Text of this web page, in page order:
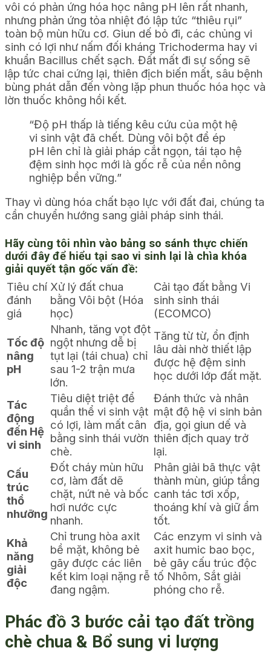
vôi có phản ứng hóa học nâng pH lên rất nhanh,
nhưng phản ứng tỏa nhiệt đó lập tức “thiêu rụi”
toàn bộ mùn hữu cơ. Giun dế bỏ đi, các chủng vi
sinh có lợi như nấm đối kháng Trichoderma hay vi
khuẩn Bacillus chết sạch. Đất mất đi sự sống sẽ
lập tức chai cứng lại, thiên địch biến mất, sâu bệnh
bùng phát dẫn đến vòng lặp phun thuốc hóa học và
lờn thuốc không hồi kết.
“Độ pH thấp là tiếng kêu cứu của một hệ
vi sinh vật đã chết. Dùng vôi bột để ép
pH lên chỉ là giải pháp cắt ngọn, tái tạo hệ
đệm sinh học mới là gốc rễ của nền nông
nghiệp bền vững.”
Thay vì dùng hóa chất bạo lực với đất đai, chúng ta
cần chuyển hướng sang giải pháp sinh thái.
Hãy cùng tôi nhìn vào bảng so sánh thực chiến
dưới đây để hiểu tại sao vi sinh lại là chìa khóa
giải quyết tận gốc vấn đề:
Tiêu chí
đánh
giá
Xử lý đất chua
bằng Vôi bột (Hóa
học)
Cải tạo đất bằng Vi
sinh sinh thái
(ECOMCO)
Tốc độ
nâng
pH
Nhanh, tăng vọt đột
ngột nhưng dễ bị
tụt lại (tái chua) chỉ
sau 1-2 trận mưa
lớn.
Tăng từ từ, ổn định
lâu dài nhờ thiết lập
được hệ đệm sinh
học dưới lớp đất mặt.
Tác
động
đến Hệ
vi sinh
Tiêu diệt triệt để
quần thể vi sinh vật
có lợi, làm mất cân
bằng sinh thái vườn
chè.
Đánh thức và nhân
mật độ hệ vi sinh bản
địa, gọi giun dế và
thiên địch quay trở
lại.
Cấu
trúc
thổ
nhưỡng
Đốt cháy mùn hữu
cơ, làm đất dẽ
chặt, nứt nẻ và bốc
hơi nước cực
nhanh.
Phân giải bã thực vật
thành mùn, giúp tầng
canh tác tơi xốp,
thoáng khí và giữ ẩm
tốt.
Khả
năng
giải
độc
Chỉ trung hòa axit
bề mặt, không bẻ
gãy được các liên
kết kim loại nặng rễ
đang ngậm.
Các enzym vi sinh và
axit humic bao bọc,
bẻ gãy cấu trúc độc
tố Nhôm, Sắt giải
phóng cho rễ.
Phác đồ 3 bước cải tạo đất trồng
chè chua & Bổ sung vi lượng